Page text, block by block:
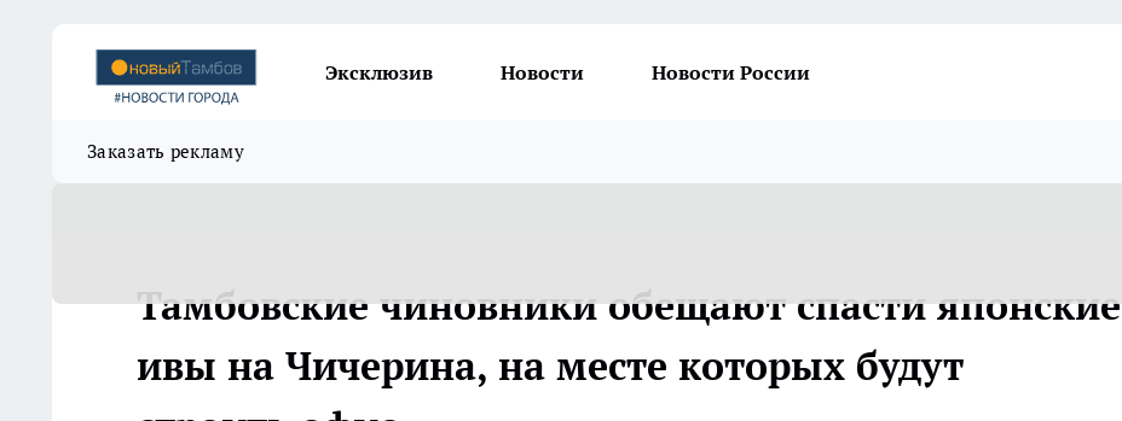
Эксклюзив Новости Новости России
Заказать рекламу
Тамбовские чиновники обещают спасти японские
ивы на Чичерина, на месте которых будут